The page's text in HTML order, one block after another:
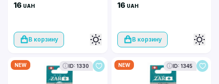
16 UAH
В корзину
16 UAH
В корзину
NEW ID: 1330 NEW ID: 1345